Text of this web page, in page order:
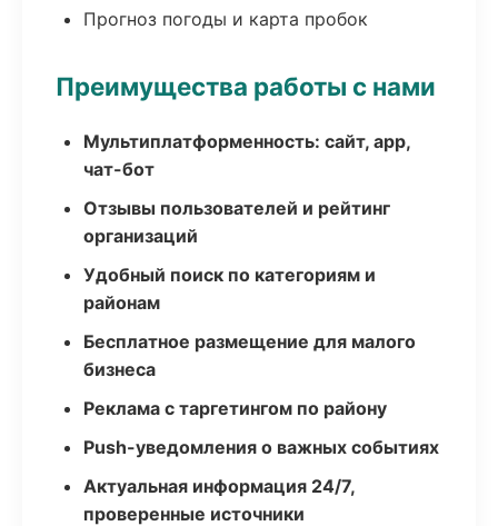
Прогноз погоды и карта пробок
Преимущества работы с нами
Мультиплатформенность: сайт, app,
чат-бот
Отзывы пользователей и рейтинг
организаций
Удобный поиск по категориям и
районам
Бесплатное размещение для малого
бизнеса
Реклама с таргетингом по району
Push-уведомления о важных событиях
Актуальная информация 24/7,
проверенные источники